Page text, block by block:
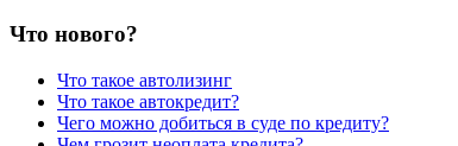
Что нового?
Что такое автолизинг
Что такое автокредит?
Чего можно добиться в суде по кредиту?